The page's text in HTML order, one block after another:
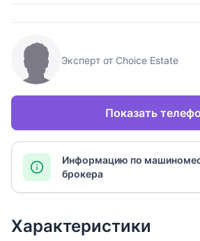
Эксперт от Choice Estate
Показать
Информацию по
брокера
Характеристики